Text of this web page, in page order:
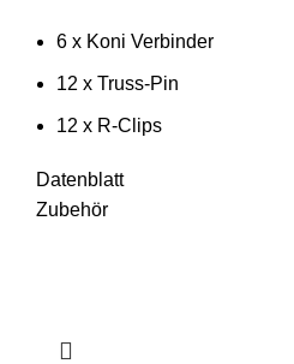
6 x Koni Verbinder
12 x Truss-Pin
12 x R-Clips
Datenblatt
Zubehör